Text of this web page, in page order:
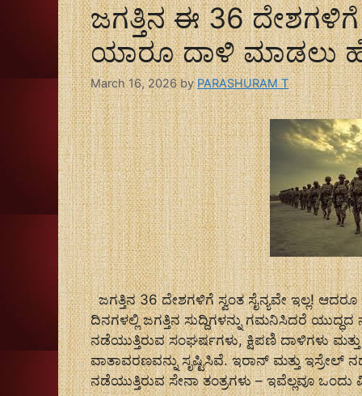
ಜಗತ್ತಿನ ಈ 36 ದೇಶಗಳಿಗೆ
ಯಾರೂ ದಾಳಿ ಮಾಡಲು
March 16, 2026 byPARASHURAM T
ಜಗತ್ತಿನ 36 ದೇಶಗಳಿಗೆ ಸ್ವಂತ ಸೈನ್ಯವೇ ಇಲ್ಲ!
ದಿನಗಳಲ್ಲಿ ಜಗತ್ತಿನ ಸುದ್ದಿಗಳನ್ನು ಗಮನಿಸಿದರೆ ಯುದ್ಧದ
ನಡೆಯುತ್ತಿರುವ ಸಂಘರ್ಷಗಳು, ಕ್ಷಿಪಣಿ ದಾಳಿಗಳು
ವಾತಾವರಣವನ್ನು ಸೃಷ್ಟಿಸಿವೆ. ಇರಾನ್ ಮತ್ತು ಇಸ್ರೇಲ್
ನಡೆಯುತ್ತಿರುವ ಸೇನಾ ತಂತ್ರಗಳು – ಇವೆಲ್ಲವೂ